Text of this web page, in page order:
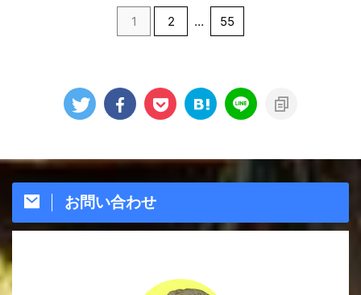
1 2 … 55
お問い合わせ